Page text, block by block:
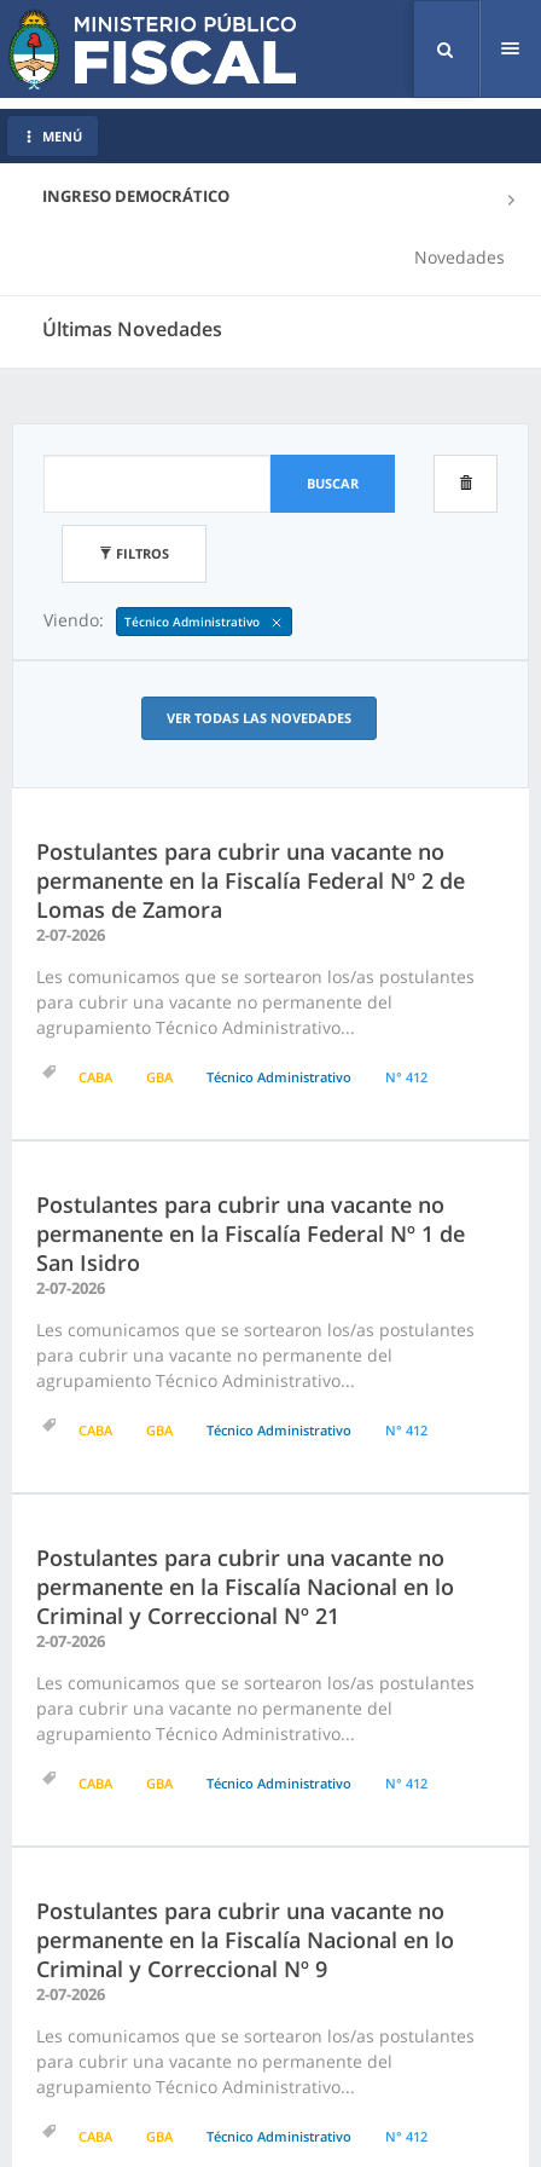
INGRESO DEMOCRÁTICO
Novedades
Últimas Novedades
MENÚ
BUSCAR
FILTROS
Viendo: Técnico Administrativo
VER TODAS LAS NOVEDADES
Postulantes para cubrir una vacante no
permanente en la Fiscalía Federal Nº 2 de
Lomas de Zamora
2-07-2026
Les comunicamos que se sortearon los/as postulantes
para cubrir una vacante no permanente del
agrupamiento Técnico Administrativo...
CABA GBA Técnico Administrativo N° 412
Postulantes para cubrir una vacante no
permanente en la Fiscalía Federal Nº 1 de
San Isidro
2-07-2026
Les comunicamos que se sortearon los/as postulantes
para cubrir una vacante no permanente del
agrupamiento Técnico Administrativo...
CABA GBA Técnico Administrativo N° 412
Postulantes para cubrir una vacante no
permanente en la Fiscalía Nacional en lo
Criminal y Correccional Nº 21
2-07-2026
Les comunicamos que se sortearon los/as postulantes
para cubrir una vacante no permanente del
agrupamiento Técnico Administrativo...
CABA GBA Técnico Administrativo N° 412
Postulantes para cubrir una vacante no
permanente en la Fiscalía Nacional en lo
Criminal y Correccional Nº 9
2-07-2026
Les comunicamos que se sortearon los/as postulantes
para cubrir una vacante no permanente del
agrupamiento Técnico Administrativo...
CABA GBA Técnico Administrativo N° 412